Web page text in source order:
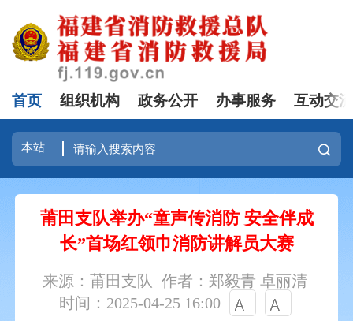
首页 组织机构 政务公开 办事服务 互动交
莆田支队举办“童声传消防 安全伴成
长”首场红领巾消防讲解员大赛
来源：莆田支队
作者：郑毅青 卓丽清
时间：2025-04-25 16:00